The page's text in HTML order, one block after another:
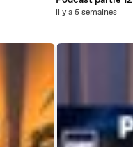
il y a 5 semaines